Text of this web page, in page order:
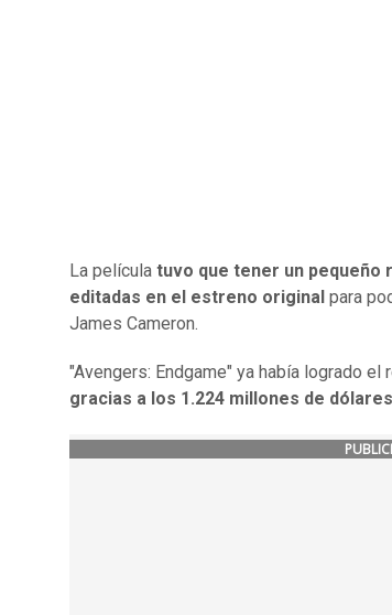
La película tuvo que tener un pequeño
editadas en el estreno original para
James Cameron.
"Avengers: Endgame" ya había logrado
gracias a los 1.224 millones de